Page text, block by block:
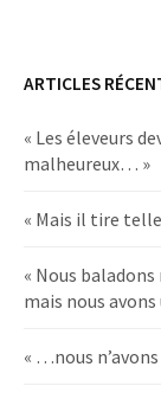
ARTICLES
« Les éleveurs
malheureux… »
« Mais il tire
« Nous
mais nous
« …nous